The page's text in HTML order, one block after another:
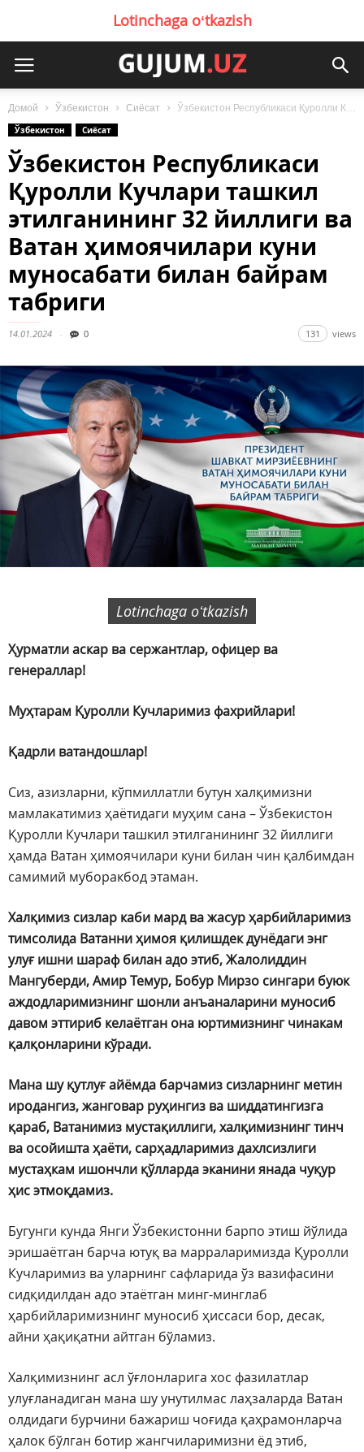
Lotinchaga oʻtkazish
Домой Ўзбекистон Сиёсат
Ўзбекистон Республикаси Қуролли Кучлари ташкил этилганининг 32 йиллиги ва Ватан ҳимоячилари куни...
Ўзбекистон
Сиёсат
Ўзбекистон Республикаси
Қуролли Кучлари ташкил
этилганининг 32 йиллиги ва
Ватан ҳимоячилари куни
муносабати билан байрам
табриги
14.01.2024 0 131 views
Lotinchaga oʻtkazish
Ҳурматли аскар ва сержантлар, офицер ва
генераллар!
Муҳтарам Қуролли Кучларимиз фахрийлари!
Қадрли ватандошлар!
Сиз, азизларни, кўпмиллатли бутун халқимизни
мамлакатимиз ҳаётидаги муҳим сана – Ўзбекистон
Қуролли Кучлари ташкил этилганининг 32 йиллиги
ҳамда Ватан ҳимоячилари куни билан чин қалбимдан
самимий муборакбод этаман.
Халқимиз сизлар каби мард ва жасур ҳарбийларимиз
тимсолида Ватанни ҳимоя қилишдек дунёдаги энг
улуғ ишни шараф билан адо этиб, Жалолиддин
Мангуберди, Амир Темур, Бобур Мирзо сингари буюк
аждодларимизнинг шонли анъаналарини муносиб
давом эттириб келаётган она юртимизнинг чинакам
қалқонларини кўради.
Мана шу қутлуғ айёмда барчамиз сизларнинг метин
иродангиз, жанговар руҳингиз ва шиддатингизга
қараб, Ватанимиз мустақиллиги, халқимизнинг тинч
ва осойишта ҳаёти, сарҳадларимиз дахлсизлиги
мустаҳкам ишончли қўлларда эканини янада чуқур
ҳис этмоқдамиз.
Бугунги кунда Янги Ўзбекистонни барпо этиш йўлида
эришаётган барча ютуқ ва марраларимизда Қуролли
Кучларимиз ва уларнинг сафларида ўз вазифасини
сидқидилдан адо этаётган минг-минглаб
ҳарбийларимизнинг муносиб ҳиссаси бор, десак,
айни ҳақиқатни айтган бўламиз.
Халқимизнинг асл ўғлонларига хос фазилатлар
улуғланадиган мана шу унутилмас лаҳзаларда Ватан
олдидаги бурчини бажариш чоғида қаҳрамонларча
ҳалок бўлган ботир жангчиларимизни ёд этиб,